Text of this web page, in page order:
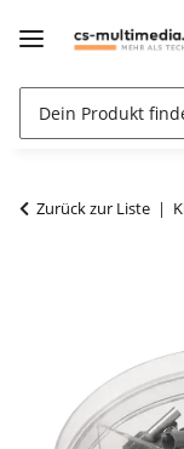
Zurück zur Liste